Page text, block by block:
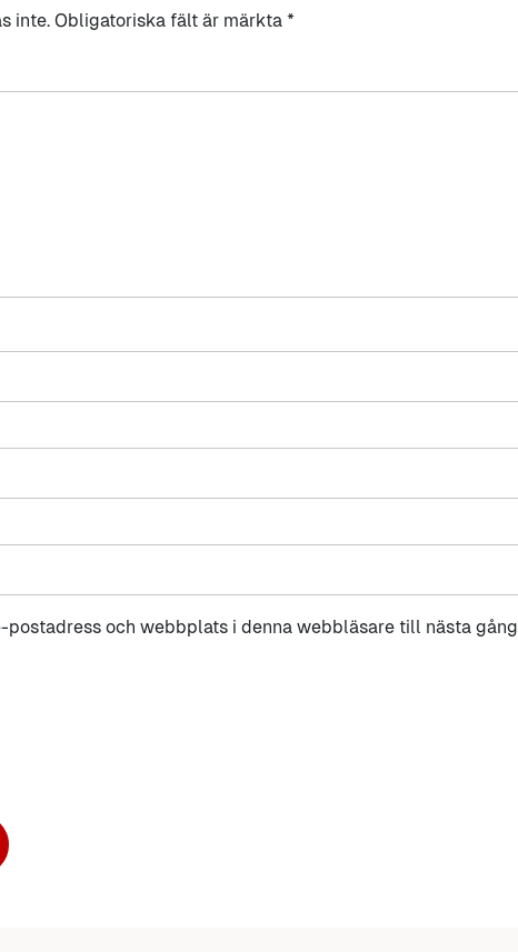
inte. Obligatoriska fält är märkta *
postadress och webbplats i denna webbläsare till nästa gång